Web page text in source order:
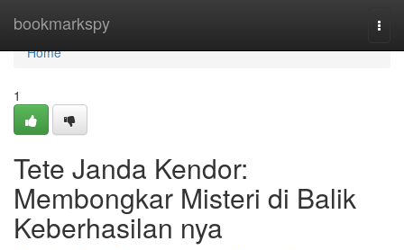
bookmarkspy
Home
Home
1
Tete Janda Kendor:
Membongkar Misteri di Balik
Keberhasilan nya